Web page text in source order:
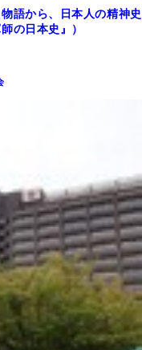
語から、日本人の精神史
の日本史』）